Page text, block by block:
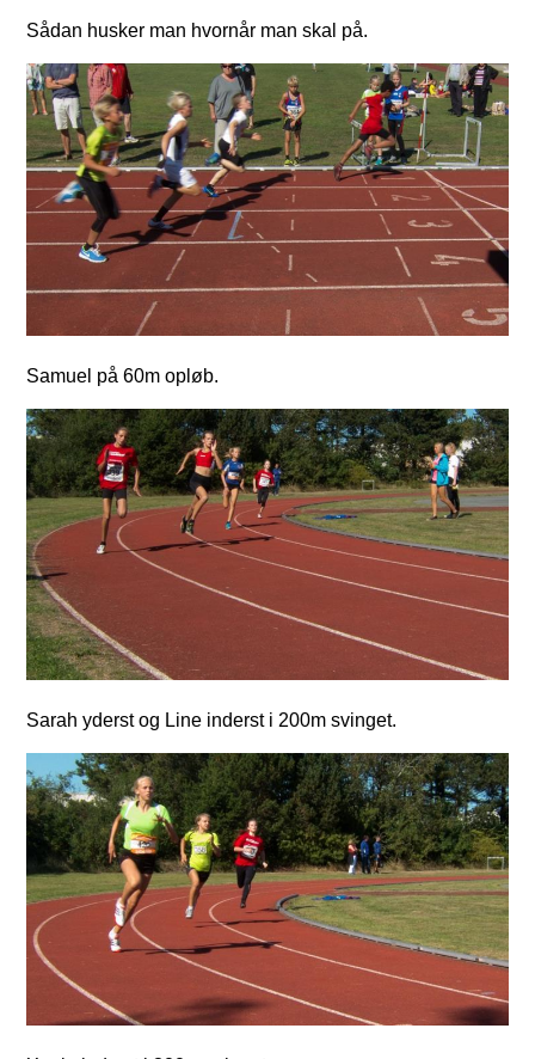
Sådan husker man hvornår man skal på.
Samuel på 60m opløb.
Sarah yderst og Line inderst i 200m svinget.